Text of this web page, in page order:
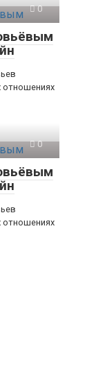
0
отношениях
0
отношениях